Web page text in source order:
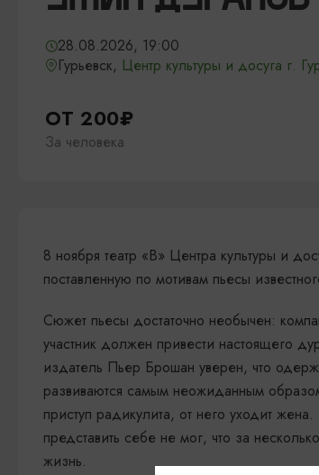
28.08.2026, 19:00
Гурьевск, Центр культуры и досуга г.
ОТ 200₽
За человека
8 ноября театр «В» Центра культуры и
поставленную по мотивам пьесы
Сюжет пьесы достаточно необычен:
участник должен привести настоящего
издатель Пьер Брошан уверен, что
развиваются самым неожиданным
приступ радикулита, от него уходит
представить себе не мог, что за
жизнь.